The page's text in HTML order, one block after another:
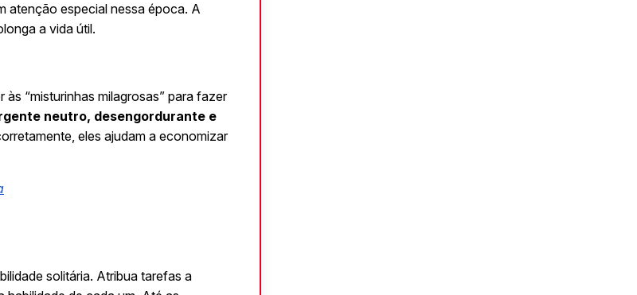
atenção especial nessa época. A
a vida útil.
“misturinhas milagrosas” para fazer
neutro, desengordurante e
eles ajudam a economizar
solitária. Atribua tarefas a